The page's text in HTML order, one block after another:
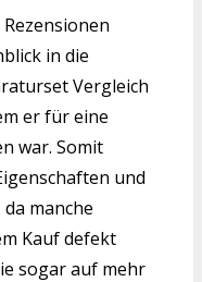
in die
Vergleich
er für eine
war. Somit
und
manche
Kauf defekt
sogar auf mehr